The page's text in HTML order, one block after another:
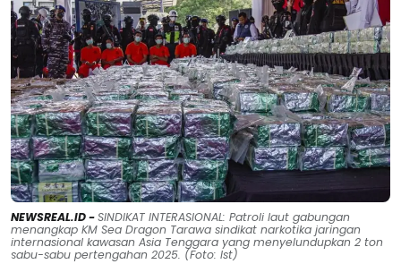
NEWSREAL.ID -SINDIKAT INTERASIONAL: Patroli laut gabungan
menangkap KM Sea Dragon Tarawa sindikat narkotika jaringan
internasional kawasan Asia Tenggara yang menyelundupkan 2 ton
sabu-sabu pertengahan 2025. (Foto: Ist)